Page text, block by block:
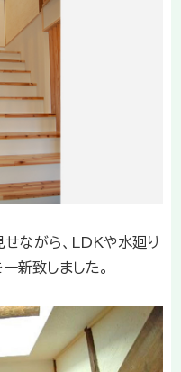
せながら、LDKや水廻り
新致しました。